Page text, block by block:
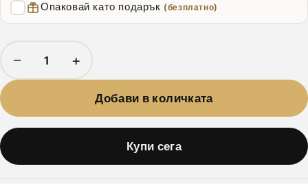
Опаковай като подарък (безплатно)
− +
Добави в количката
Купи сега